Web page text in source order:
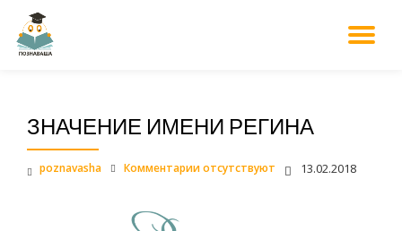
Перейти
ЗНАЧЕНИЕ ИМЕНИ РЕГИНА
poznavasha 13.02.2018
Комментарии отсутствуют